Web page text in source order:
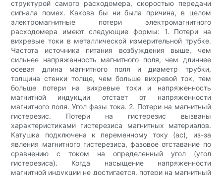
структурой самого расходомера, скоростью передачи
сигнала помех. Какова бы ни была причина, в целом
электромагнитные потери электромагнитного
расходомера имеют следующие формы: 1. Потери на
вихревые токи в металлической измерительной трубке.
Частота источника питания возбуждения выше, чем
сильнее напряженность магнитного поля, чем длиннее
осевая длина магнитного поля и диаметр трубки,
толщина стенки толще, чем больше вихревой ток, тем
больше потери на вихревые токи и напряженность
магнитной индукции отстает от напряженности
магнитного поля. Угол фазы тока. 2. Потери на магнитный
гистерезис. Потери на гистерезис вызваны
характеристиками гистерезиса магнитных материалов.
Катушка подключена к переменному току (ac), из-за
явления магнитного гистерезиса, фазовое отставание по
сравнению с током на определенный угол (угол
гистерезиса). Когда насыщение напряженности
магнитной индукции не достигается, потери на магнитный